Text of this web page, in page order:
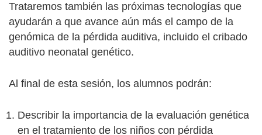
Trataremos también las próximas tecnologías que
ayudarán a que avance aún más el campo de la
genómica de la pérdida auditiva, incluido el cribado
auditivo neonatal genético.
Al final de esta sesión, los alumnos podrán:
Describir la importancia de la evaluación genética
en el tratamiento de los niños con pérdida